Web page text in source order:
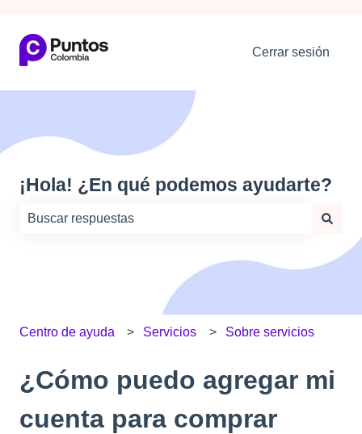
Cerrar sesión
¡Hola! ¿En qué podemos ayudarte?
No hay sugerencias porque el campo de búsqueda
Centro de ayuda Servicios Sobre servicios
¿Cómo puedo agregar mi
cuenta para comprar